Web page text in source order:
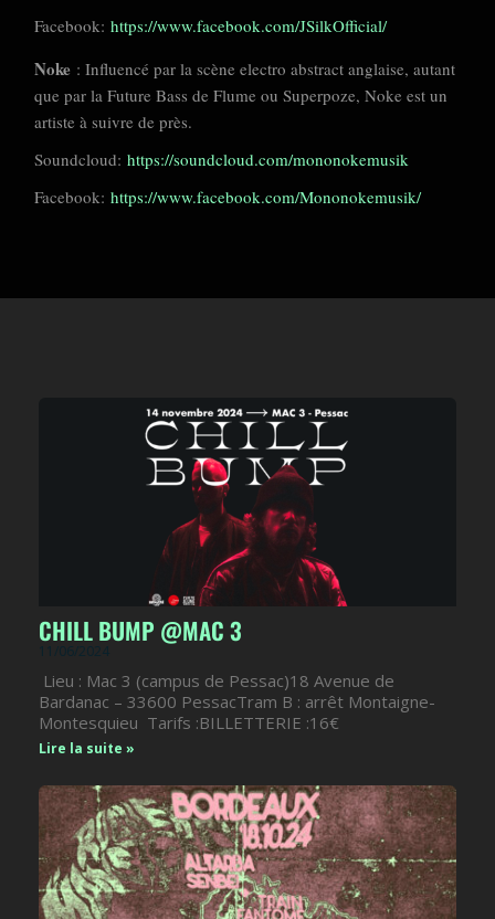
Facebook: https://www.facebook.com/JSilkOfficial/
Noke : Influencé par la scène electro abstract anglaise, autant
que par la Future Bass de Flume ou Superpoze, Noke est un
artiste à suivre de près.
Soundcloud: https://soundcloud.com/mononokemusik
Facebook: https://www.facebook.com/Mononokemusik/
CHILL BUMP @MAC 3
11/06/2024
Lieu : Mac 3 (campus de Pessac)18 Avenue de
Bardanac – 33600 PessacTram B : arrêt Montaigne-
Montesquieu Tarifs :BILLETTERIE :16€
Lire la suite »